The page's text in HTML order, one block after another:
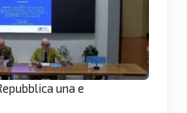
una e